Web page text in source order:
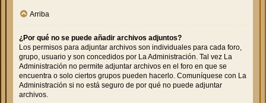
Arriba
¿Por qué no se puede añadir archivos adjuntos?
Los permisos para adjuntar archivos son individuales para cada foro,
grupo, usuario y son concedidos por La Administración. Tal vez La
Administración no permite adjuntar archivos en el foro en que se
encuentra o solo ciertos grupos pueden hacerlo. Comuníquese con La
Administración si no está seguro de por qué no puede adjuntar
archivos.